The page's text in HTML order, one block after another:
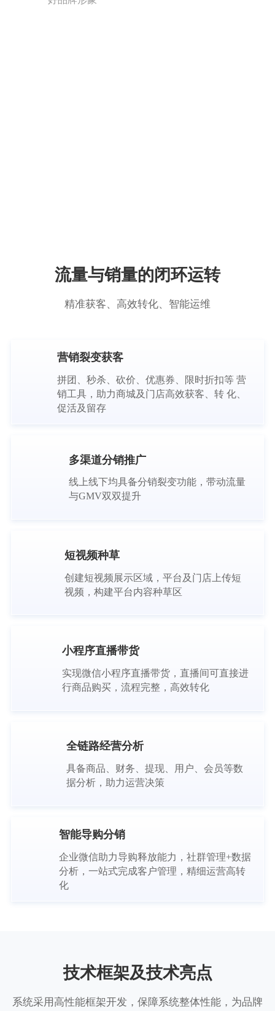
流量与销量的闭环运转
精准获客、高效转化、智能运维
营销裂变获客
拼团、秒杀、砍价、优惠券、限时折扣等 营
销工具，助力商城及门店高效获客、转 化、
促活及留存
多渠道分销推广
线上线下均具备分销裂变功能，带动流量
与GMV双双提升
短视频种草
创建短视频展示区域，平台及门店上传短
视频，构建平台内容种草区
小程序直播带货
实现微信小程序直播带货，直播间可直接进
行商品购买，流程完整，高效转化
全链路经营分析
具备商品、财务、提现、用户、会员等数
据分析，助力运营决策
智能导购分销
企业微信助力导购释放能力，社群管理+数据
分析，一站式完成客户管理，精细运营高转
化
技术框架及技术亮点
系统采用高性能框架开发，保障系统整体性能，为品牌